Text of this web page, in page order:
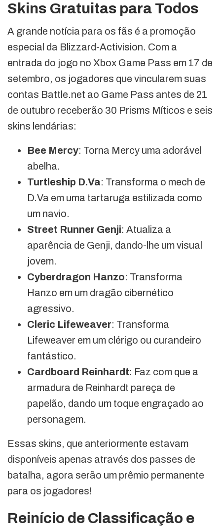
Skins Gratuitas para Todos
A grande notícia para os fãs é a promoção
especial da Blizzard-Activision. Com a
entrada do jogo no Xbox Game Pass em 17 de
setembro, os jogadores que vincularem suas
contas Battle.net ao Game Pass antes de 21
de outubro receberão 30 Prisms Míticos e seis
skins lendárias:
Bee Mercy: Torna Mercy uma adorável
abelha.
Turtleship D.Va: Transforma o mech de
D.Va em uma tartaruga estilizada como
um navio.
Street Runner Genji: Atualiza a
aparência de Genji, dando-lhe um visual
jovem.
Cyberdragon Hanzo: Transforma
Hanzo em um dragão cibernético
agressivo.
Cleric Lifeweaver: Transforma
Lifeweaver em um clérigo ou curandeiro
fantástico.
Cardboard Reinhardt: Faz com que a
armadura de Reinhardt pareça de
papelão, dando um toque engraçado ao
personagem.
Essas skins, que anteriormente estavam
disponíveis apenas através dos passes de
batalha, agora serão um prêmio permanente
para os jogadores!
Reinício de Classificação e